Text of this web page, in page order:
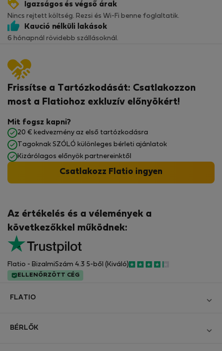
Igazságos és végső árak
Nincs rejtett költség. Rezsi és Wi-Fi benne foglaltatik.
Kaució nélküli lakások
6 hónapnál rövidebb szállásoknál.
Az értékelés és a vélemények a
következőkkel működnek:
Flatio - BizalmiSzám 4.3 5-ből (Kiváló)
ELLENŐRZÖTT CÉG
Frissítse a Tartózkodását: Csatlakozzon
most a Flatiohoz exkluzív előnyökért!
Mit fogsz kapni?
20 € kedvezmény az első tartózkodásra
Tagoknak SZÓLÓ különleges bérleti ajánlatok
Kizárólagos előnyök partnereinktől
Csatlakozz Flatio ingyen
FLATIO
BÉRLŐK